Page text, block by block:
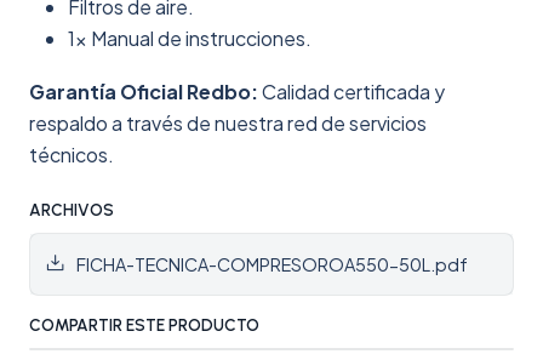
Filtros de aire.
1x Manual de instrucciones.
Garantía Oficial Redbo:Calidad certificada y
respaldo a través de nuestra red de servicios
técnicos.
ARCHIVOS
FICHA-TECNICA-COMPRESOROA550-50L.pdf
COMPARTIR ESTE PRODUCTO